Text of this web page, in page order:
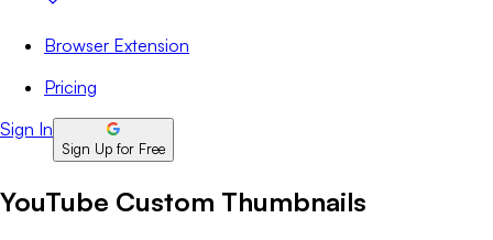
Browser Extension
Pricing
Sign In
Sign Up for Free
YouTube Custom Thumbnails